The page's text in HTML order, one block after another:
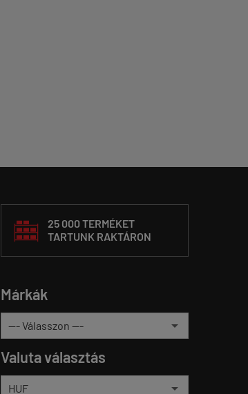
25 000 TERMÉKET
TARTUNK RAKTÁRON
Márkák
Valuta választás